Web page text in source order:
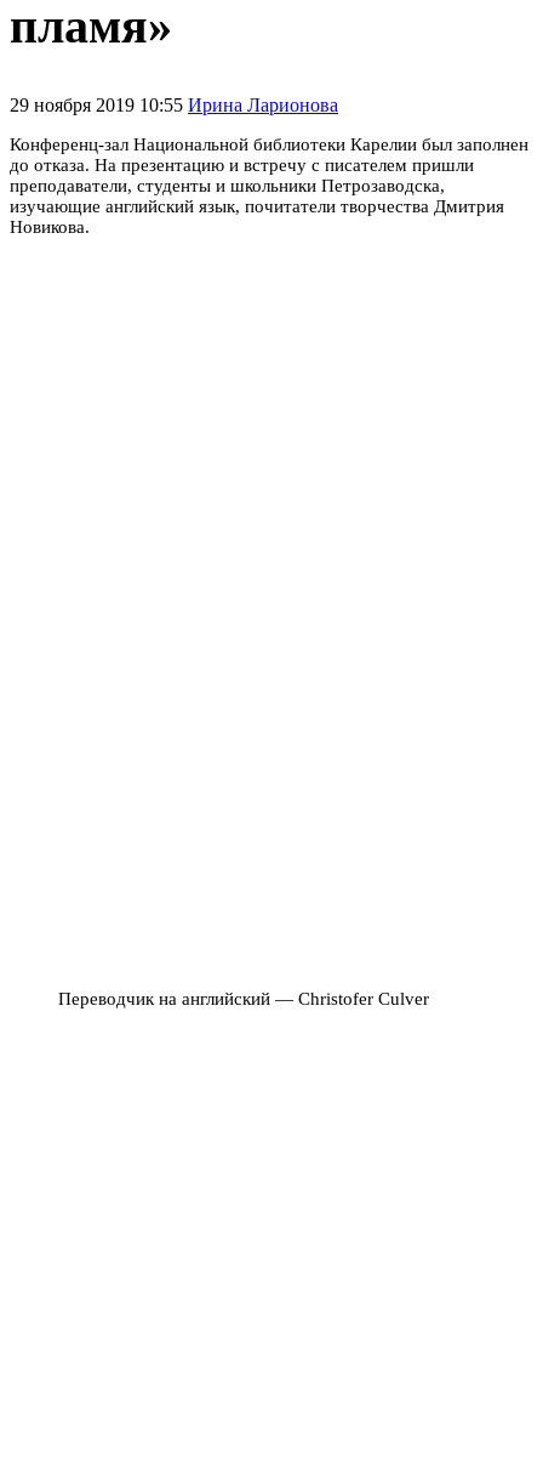
пламя»
29 ноября 2019 10:55 Ирина Ларионова
Конференц-зал Национальной библиотеки Карелии был заполнен
до отказа. На презентацию и встречу с писателем пришли
преподаватели, студенты и школьники Петрозаводска,
изучающие английский язык, почитатели творчества Дмитрия
Новикова.
Переводчик на английский — Christofer Culver